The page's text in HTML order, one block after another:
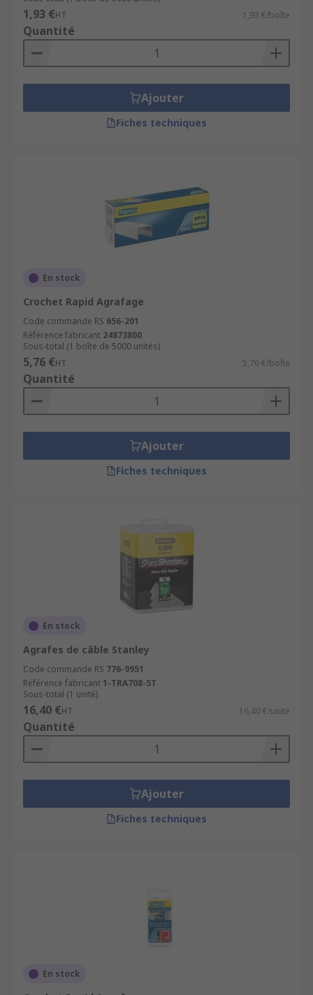
1,93 €HT 1,93 €/boîte
Quantité
Ajouter
Fiches techniques
En stock
Crochet Rapid Agrafage
Code commande RS 656-201
Référence fabricant 24873800
Sous-total (1 boîte de 5000 unités)
5,76 €HT 5,76 €/boîte
Quantité
Ajouter
Fiches techniques
En stock
Agrafes de câble Stanley
Code commande RS 776-9951
Référence fabricant 1-TRA708-5T
Sous-total (1 unité)
16,40 €HT 16,40 €/unité
Quantité
Ajouter
Fiches techniques
En stock